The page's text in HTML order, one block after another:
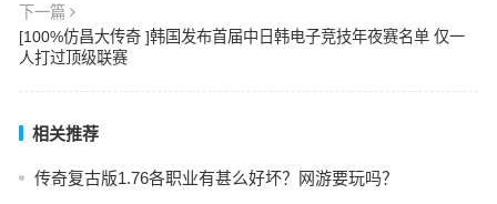
下一篇
[100%仿昌大传奇 ]韩国发布首届中日韩电子竞技年夜赛名单 仅一
人打过顶级联赛
相关推荐
传奇复古版1.76各职业有甚么好坏？网游要玩吗？